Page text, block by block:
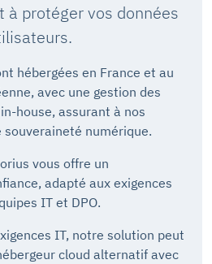
à protéger vos données
hébergées en France et au
avec une gestion des
house, assurant à nos
numérique.
vous offre un
adapté aux exigences
IT et DPO.
IT, notre solution peut
cloud alternatif avec